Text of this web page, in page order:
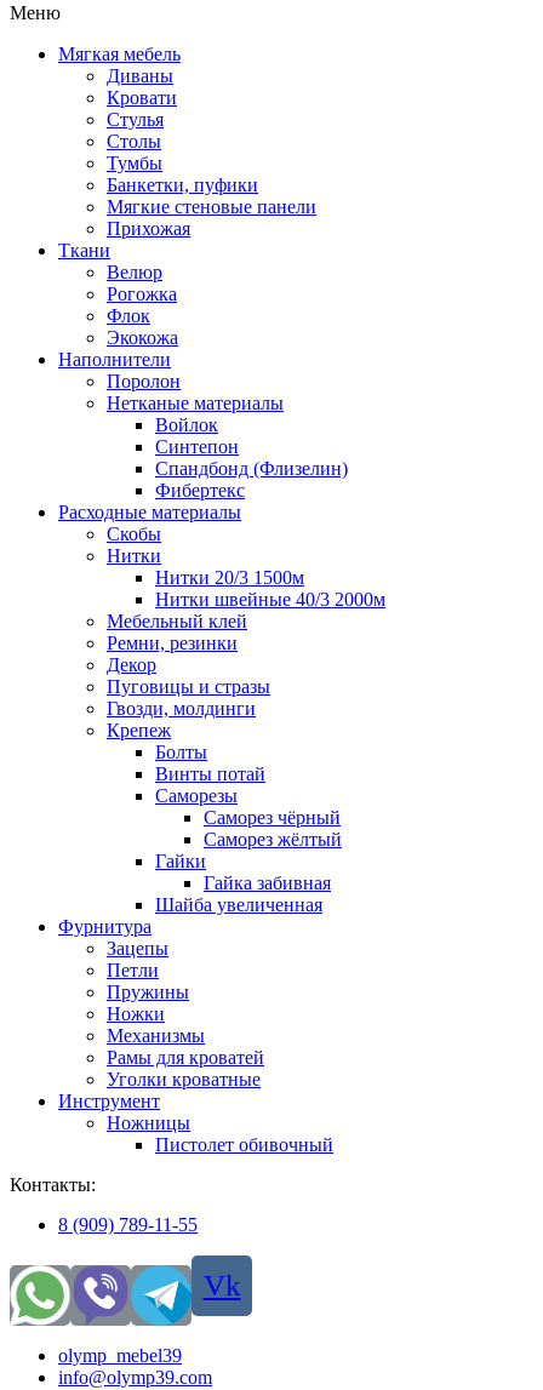
Меню
Мягкая мебель
Диваны
Кровати
Стулья
Столы
Тумбы
Банкетки, пуфики
Мягкие стеновые панели
Прихожая
Ткани
Велюр
Рогожка
Флок
Экокожа
Наполнители
Поролон
Нетканые материалы
Войлок
Синтепон
Спандбонд (Флизелин)
Фибертекс
Расходные материалы
Скобы
Нитки
Нитки 20/3 1500м
Нитки швейные 40/3 2000м
Мебельный клей
Ремни, резинки
Декор
Пуговицы и стразы
Гвозди, молдинги
Крепеж
Болты
Винты потай
Саморезы
Саморез чёрный
Саморез жёлтый
Гайки
Гайка забивная
Шайба увеличенная
Фурнитура
Зацепы
Петли
Пружины
Ножки
Механизмы
Рамы для кроватей
Уголки кроватные
Инструмент
Ножницы
Пистолет обивочный
Контакты:
8 (909) 789-11-55
Vk
olymp_mebel39
info@olymp39.com